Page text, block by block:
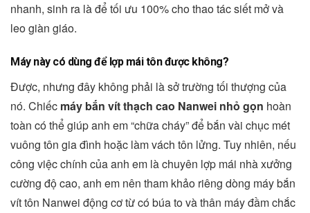
nhanh, sinh ra là để tối ưu 100% cho thao tác siết mở và
leo giàn giáo.
Máy này có dùng để lợp mái tôn được không?
Được, nhưng đây không phải là sở trường tối thượng của
nó. Chiếc máy bắn vít thạch cao Nanwei nhỏ gọn hoàn
toàn có thể giúp anh em “chữa cháy” để bắn vài chục mét
vuông tôn gia đình hoặc làm vách tôn lửng. Tuy nhiên, nếu
công việc chính của anh em là chuyên lợp mái nhà xưởng
cường độ cao, anh em nên tham khảo riêng dòng máy bắn
vít tôn Nanwei động cơ từ có búa to và thân máy đầm chắc